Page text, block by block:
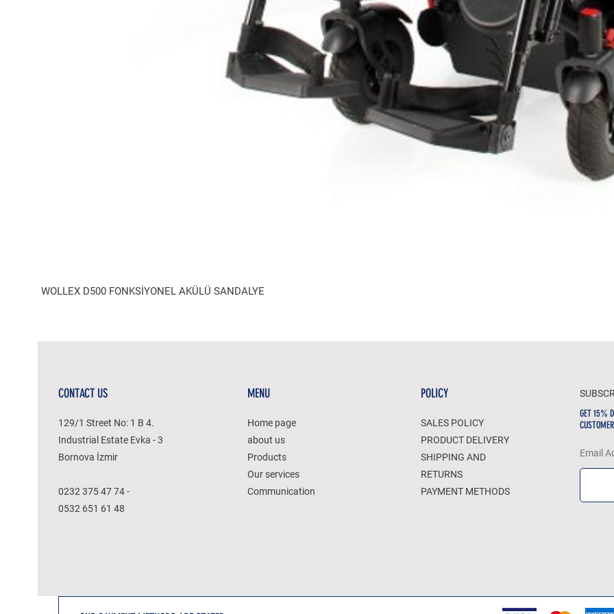
WOLLEX D500 FONKSİYONEL AKÜLÜ SANDALYE
CONTACT US
129/1 Street No: 1 B 4.
Industrial Estate Evka - 3
Bornova İzmir
0232 375 47 74 -
0532 651 61 48
MENU
Home page
about us
Products
Our services
Communication
POLICY
SALES POLICY
PRODUCT DELIVERY
SHIPPING AND
RETURNS
PAYMENT METHODS
GET 15%
Email